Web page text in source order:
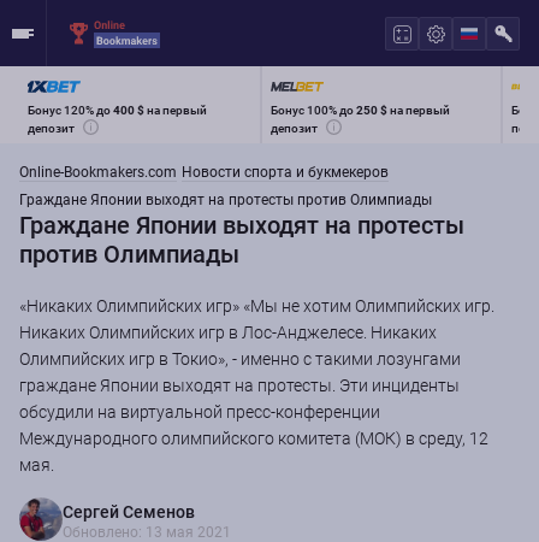
Бонус 120% до400 $на первый
депозит
Бонус 100% до250 $на первый
депозит
Online-Bookmakers.com Новости спорта и букмекеров
Граждане Японии выходят на протесты против Олимпиады
Граждане Японии выходят на протесты
против Олимпиады
«Никаких Олимпийских игр» «Мы не хотим Олимпийских игр.
Никаких Олимпийских игр в Лос-Анджелесе. Никаких
Олимпийских игр в Токио», - именно с такими лозунгами
граждане Японии выходят на протесты. Эти инциденты
обсудили на виртуальной пресс-конференции
Международного олимпийского комитета (МОК) в среду, 12
мая.
Сергей Семенов
Обновлено: 13 мая 2021